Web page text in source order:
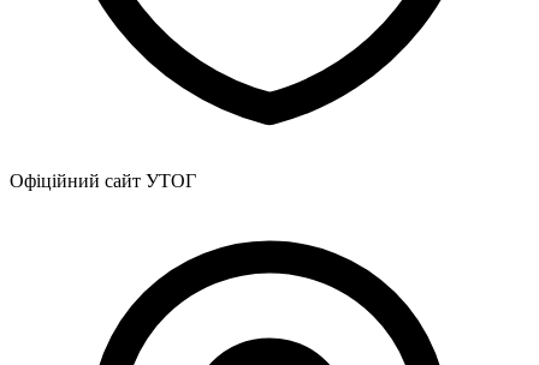
Офіційний сайт УТОГ